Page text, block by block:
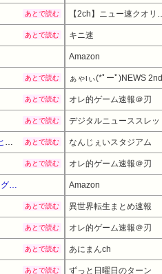
あとで読む 【2ch】ニ
あとで読む キニ速
Amazon
あとで読む ぁゃιぃ(*ﾟーﾟ)NEWS 2nd
あとで読む オレ的ゲーム速報＠刃
あとで読む デジタルニューススレッ
【阪神対中日17回戦】中日が大逆転勝ち 交流戦後初の4連勝！9回2死ドリスから代打阿部が逆転V打 松山ヒヤリも20S 髙橋宏5回2失点 佐藤に先制被弾も あとで読む なんじぇいスタジアム
あとで読む オレ的ゲーム速報＠刃
【Amazonデバイスサマーセール】【29%OFF！】 【New】Amazon Fire TV Stick HD | 手軽にストリーミングをはじめよう | ストリーミングメディアプレイヤー Amazon
あとで読む 異世界転生まとめ速報
あとで読む オレ的ゲーム速報＠刃
あとで読む あにまんch
あとで読む ずっと日曜日のターン